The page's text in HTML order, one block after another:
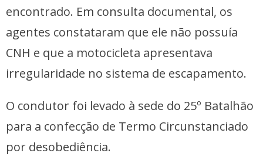
encontrado. Em consulta documental, os
agentes constataram que ele não possuía
CNH e que a motocicleta apresentava
irregularidade no sistema de escapamento.
O condutor foi levado à sede do 25º Batalhão
para a confecção de Termo Circunstanciado
por desobediência.